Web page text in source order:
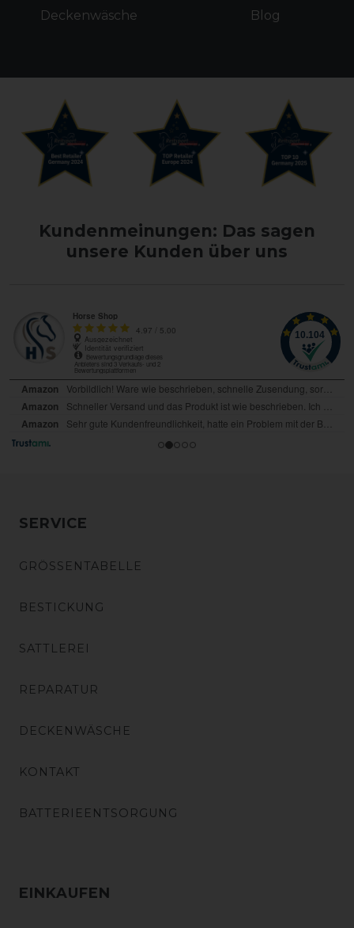
Deckenwäsche Blog
Kundenmeinungen: Das sagen
unsere Kunden über uns
SERVICE
GRÖSSENTABELLE
BESTICKUNG
SATTLEREI
REPARATUR
DECKENWÄSCHE
KONTAKT
BATTERIEENTSORGUNG
EINKAUFEN